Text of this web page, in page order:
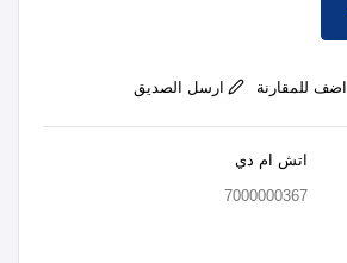
اضف للمقارنة ارسل الصديق
اتش ام دي
7000000367